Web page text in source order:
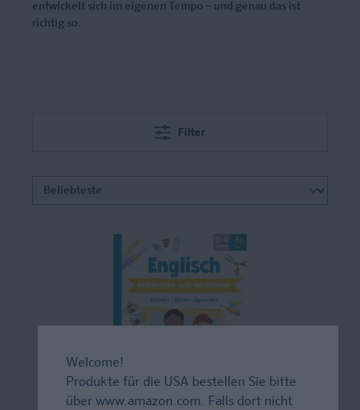
entwickelt sich im eigenen Tempo – und genau das ist
richtig so.
Filter
Welcome!
Produkte für die USA bestellen Sie bitte
über www.amazon.com. Falls dort nicht